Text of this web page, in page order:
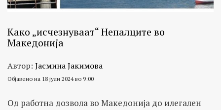
Како „исчезнуваат“ Непалците во
Македонија
Автор: Јасмина Јакимова
Објавено на 18 јули 2024 во 9:00
Од работна дозвола во Македонија до илегален